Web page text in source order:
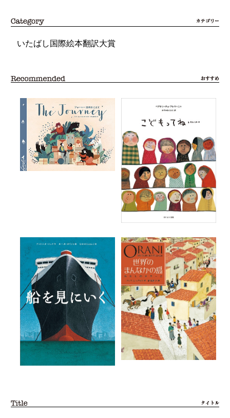
いたばし国際絵本翻訳大賞